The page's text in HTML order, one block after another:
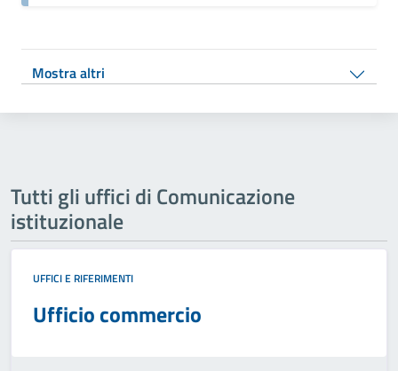
Mostra altri
Tutti gli uffici di Comunicazione
istituzionale
UFFICI E RIFERIMENTI
Ufficio commercio